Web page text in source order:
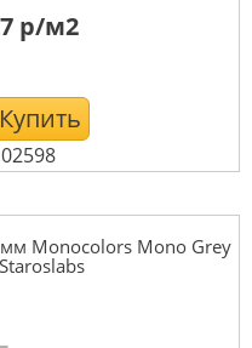
р/м2
Купить
Monocolors Mono Grey